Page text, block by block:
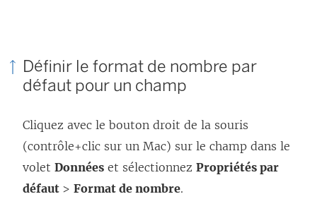
Définir le format de nombre par
défaut pour un champ
Cliquez avec le bouton droit de la souris
(contrôle+clic sur un Mac) sur le champ dans le
volet Données et sélectionnez Propriétés par
défaut > Format de nombre.